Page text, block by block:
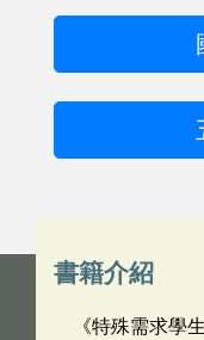
書籍介紹
《特殊需求學